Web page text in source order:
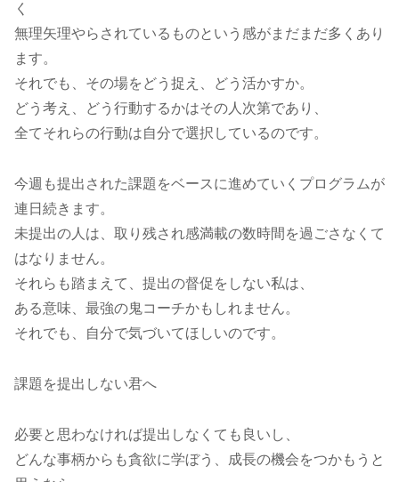
く
無理矢理やらされているものという感がまだまだ多くあり
ます。
それでも、その場をどう捉え、どう活かすか。
どう考え、どう行動するかはその人次第であり、
全てそれらの行動は自分で選択しているのです。
今週も提出された課題をベースに進めていくプログラムが
連日続きます。
未提出の人は、取り残され感満載の数時間を過ごさなくて
はなりません。
それらも踏まえて、提出の督促をしない私は、
ある意味、最強の鬼コーチかもしれません。
それでも、自分で気づいてほしいのです。
課題を提出しない君へ
必要と思わなければ提出しなくても良いし、
どんな事柄からも貪欲に学ぼう、成長の機会をつかもうと